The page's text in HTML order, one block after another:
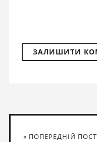
« ПОПЕРЕДНІЙ ПОСТ